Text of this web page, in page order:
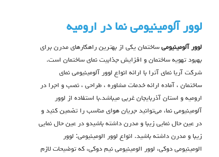
لوور آلومینیومی نما در ارومیه
لوور آلومینیومی ساختمان یکی از بهترین راهکارهای مدرن برای
بهبود تهویه ساختمان و افزایش جذابیت نمای ساختمان است.
شرکت آریا نمای آترا با ارائه انواع لوور آلومینیومی نمای
ساختمان ، آماده ارائه خدمات مشاوره ، طراحی ، نصب و اجرا در
ارومیه و استان آذربایجان غربی میباشد.با استفاده از لوور
آلومینیومی نما، می‌توانید جریان هوای مناسب را تضمین کنید و
در عین حال نمایی زیبا و مدرن داشته باشیدو در عین حال نمایی
زیبا و مدرن داشته باشید. انواع لوور الومينيومي: لوور
الومينيومي دوكي، لوور الومينيومي نيم دوكي، که توضیحات لازم